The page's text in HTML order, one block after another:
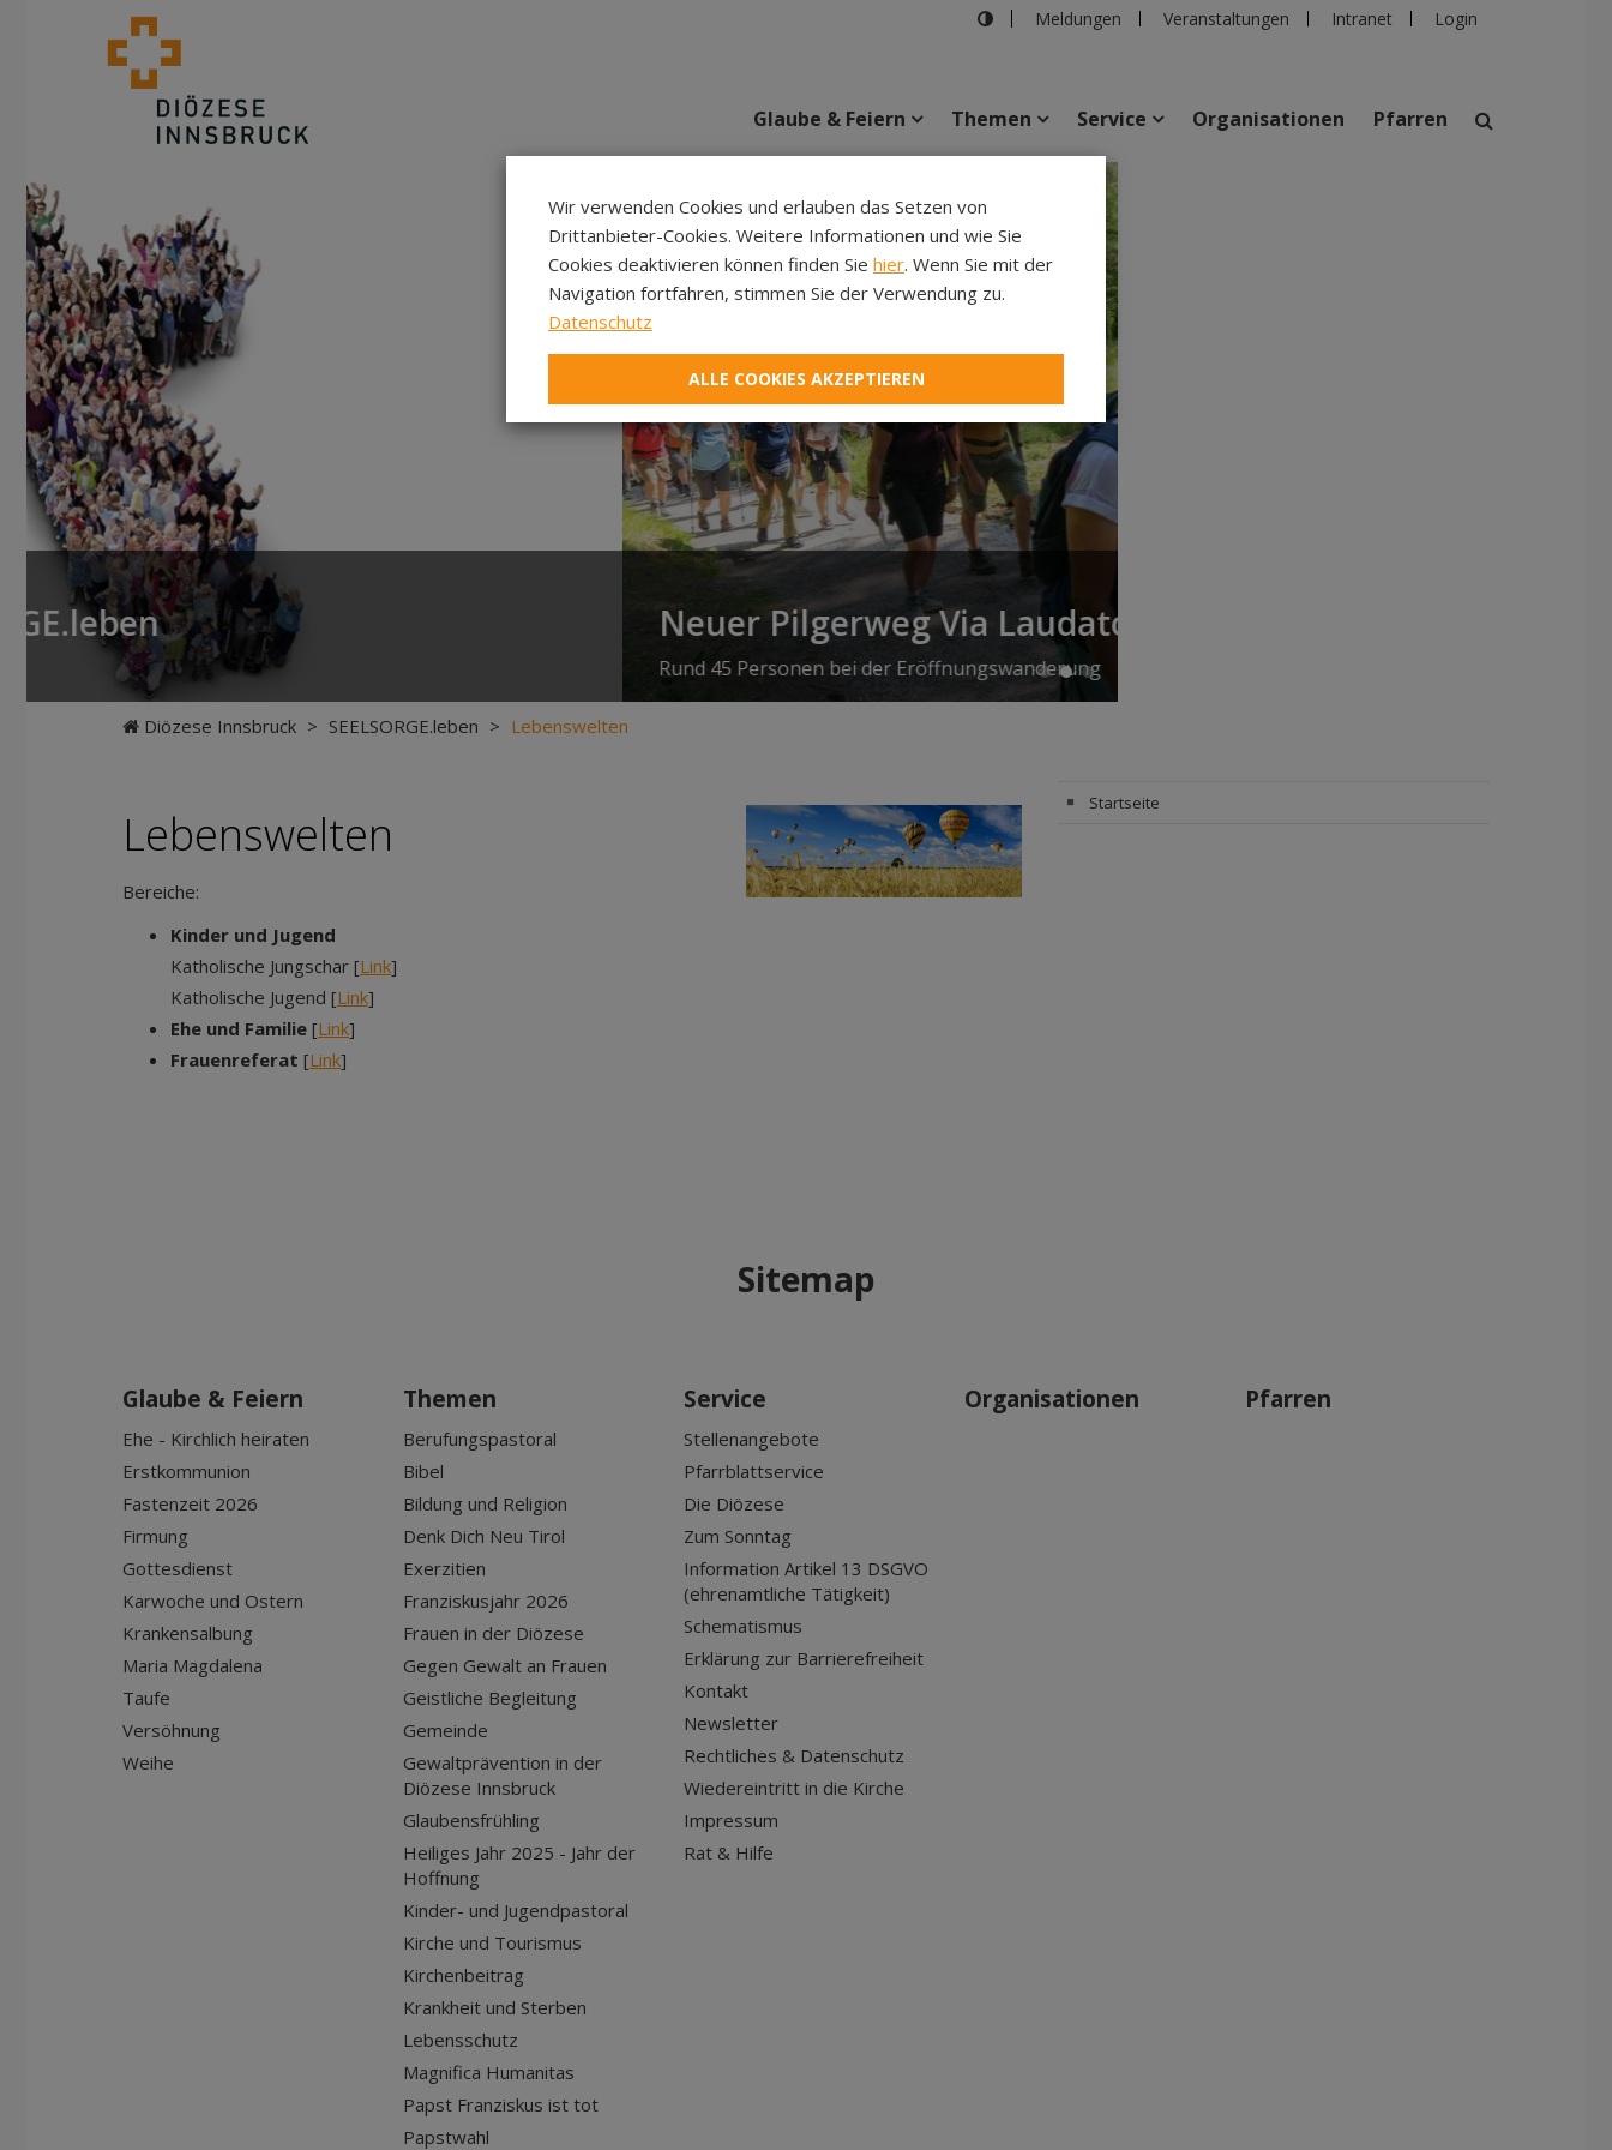
Meldungen Veranstaltungen Intranet Login
Veranstaltungen
Glaube & Feiern Themen Service Organisationen Pfarren
Neuer Pilgerweg Via Laudato si’
Rund 45 Personen bei der Eröffnungswanderung
Diözese Innsbruck > SEELSORGE.leben > Lebenswelten
Lebenswelten
Bereiche:
Kinder und Jugend
Katholische Jungschar [Link]
Katholische Jugend [Link]
Ehe und Familie [Link]
Frauenreferat [Link]
Startseite
Sitemap
Glaube & Feiern
Ehe - Kirchlich heiraten
Erstkommunion
Fastenzeit 2026
Firmung
Gottesdienst
Karwoche und Ostern
Krankensalbung
Maria Magdalena
Taufe
Versöhnung
Weihe
Themen
Berufungspastoral
Bibel
Bildung und Religion
Denk Dich Neu Tirol
Exerzitien
Franziskusjahr 2026
Frauen in der Diözese
Gegen Gewalt an Frauen
Geistliche Begleitung
Gemeinde
Gewaltprävention in der
Diözese Innsbruck
Glaubensfrühling
Heiliges Jahr 2025 - Jahr der
Hoffnung
Kinder- und Jugendpastoral
Kirche und Tourismus
Kirchenbeitrag
Krankheit und Sterben
Lebensschutz
Magnifica Humanitas
Papst Franziskus ist tot
Papstwahl
Service
Stellenangebote
Pfarrblattservice
Die Diözese
Zum Sonntag
Information Artikel 13 DSGVO
(ehrenamtliche Tätigkeit)
Schematismus
Erklärung zur Barrierefreiheit
Kontakt
Newsletter
Rechtliches & Datenschutz
Wiedereintritt in die Kirche
Impressum
Rat & Hilfe
Organisationen Pfarren
Wir verwenden Cookies und erlauben das Setzen von
Drittanbieter-Cookies. Weitere Informationen und wie Sie
Cookies deaktivieren können finden Sie hier. Wenn Sie mit der
Navigation fortfahren, stimmen Sie der Verwendung zu.
Datenschutz
ALLE COOKIES AKZEPTIEREN